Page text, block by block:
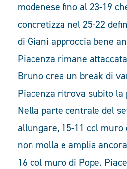
modenese fino al 23-19
concretizza nel 25-22
di Giani approccia bene
Piacenza rimane
Bruno crea un break di
Piacenza ritrova subito la
Nella parte centrale del
allungare, 15-11 col muro
non molla e amplia
16 col muro di Pope.